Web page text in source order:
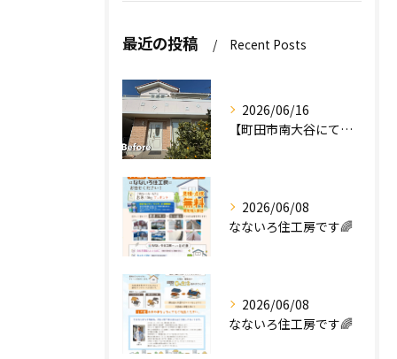
最近の投稿 Recent Posts
2026/06/16
【町田市南大谷にて外壁塗装工事完工のお知らせ】
2026/06/08
なないろ住工房です🌈
2026/06/08
なないろ住工房です🌈